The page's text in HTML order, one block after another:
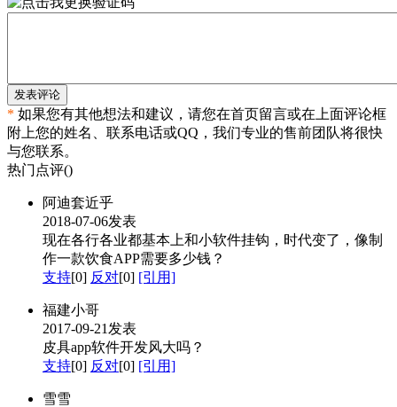
发表评论
* 如果您有其他想法和建议，请您在首页留言或在上面评论框
附上您的姓名、联系电话或QQ，我们专业的售前团队将很快
与您联系。
热门点评()
阿迪套近乎
2018-07-06发表
现在各行各业都基本上和小软件挂钩，时代变了，像制
作一款饮食APP需要多少钱？
支持[0] 反对[0] [引用]
福建小哥
2017-09-21发表
皮具app软件开发风大吗？
支持[0] 反对[0] [引用]
雪雪